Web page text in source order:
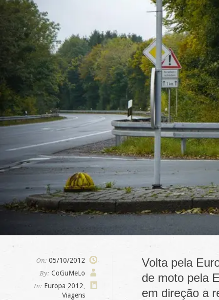
On: 05/10/2012
By: CoGuMeLo
In: Europa 2012
Viagens
Volta pela
de moto pela
em direção a